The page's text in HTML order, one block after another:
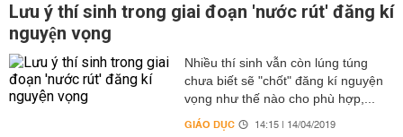
Lưu ý thí sinh trong giai đoạn 'nước rút' đăng kí
nguyện vọng
Nhiều thí sinh vẫn còn lúng túng
chưa biết sẽ "chốt" đăng kí nguyện
vọng như thế nào cho phù hợp,...
GIÁO DỤC 14:15 | 14/04/2019